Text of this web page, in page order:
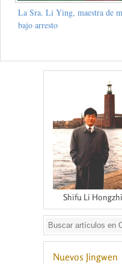
La Sra. Li Ying, maestra de
bajo arresto
Shifu Li Hongzhi
Nuevos Jingwen